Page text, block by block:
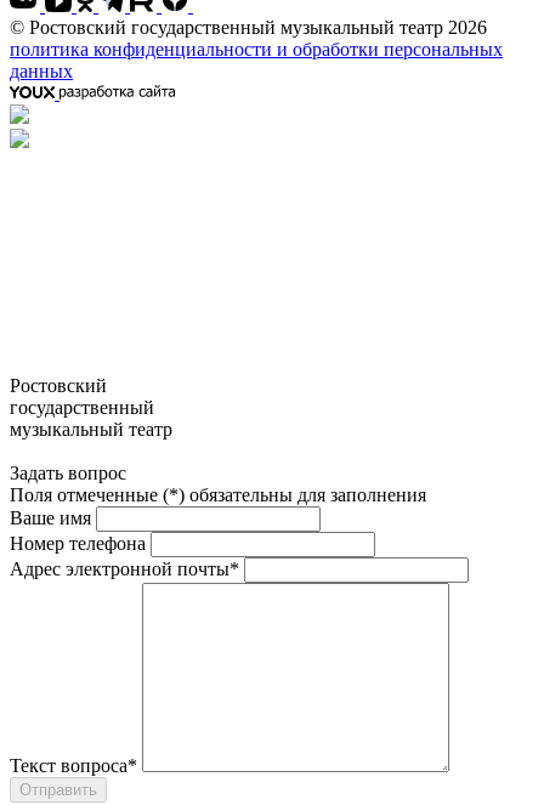
© Ростовский государственный музыкальный театр 2026
политика конфиденциальности и обработки персональных
данных
Ростовский
государственный
музыкальный театр
Задать вопрос
Поля отмеченные (*) обязательны для заполнения
Ваше имя
Номер телефона
Адрес электронной почты*
Текст вопроса*
Отправить